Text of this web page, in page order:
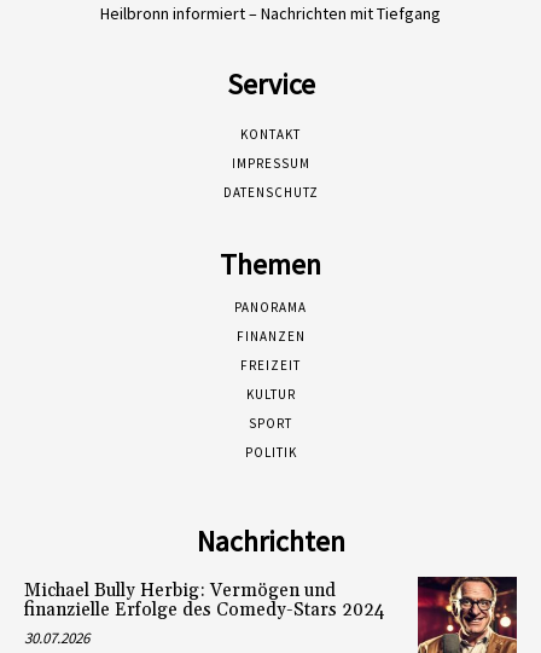
Heilbronn informiert – Nachrichten mit Tiefgang
Service
KONTAKT
IMPRESSUM
DATENSCHUTZ
Themen
PANORAMA
FINANZEN
FREIZEIT
KULTUR
SPORT
POLITIK
Nachrichten
Michael Bully Herbig: Vermögen und
finanzielle Erfolge des Comedy-Stars 2024
30.07.2026